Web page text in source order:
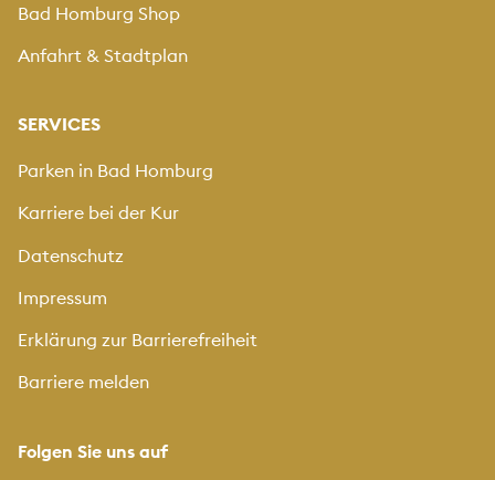
Bad Homburg Shop
Anfahrt & Stadtplan
SERVICES
Parken in Bad Homburg
Karriere bei der Kur
Datenschutz
Impressum
Erklärung zur Barrierefreiheit
Barriere melden
Folgen Sie uns auf